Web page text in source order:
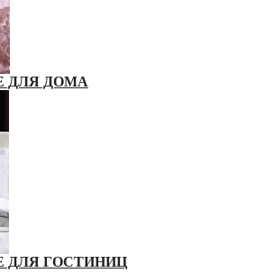
ДЛЯ ДОМА
ДЛЯ ГОСТИНИЦ